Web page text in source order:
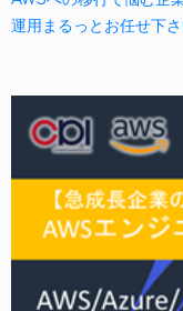
運用まるっとお任せ下